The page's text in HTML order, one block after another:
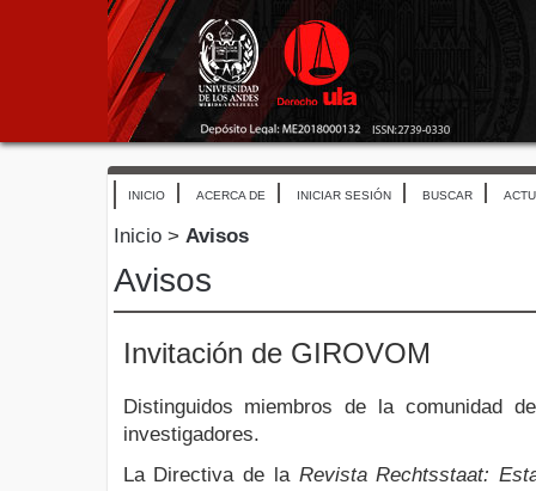
INICIO ACERCA DE INICIAR SESIÓN BUSCAR
Inicio > Avisos
Avisos
Invitación de GIROVOM
Distinguidos miembros de la comunidad
investigadores.
La Directiva de la Revista Rechtsstaat: